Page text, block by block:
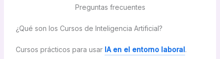
Preguntas frecuentes
¿Qué son los Cursos de Inteligencia Artificial?
Cursos prácticos para usar IA en el entorno laboral .